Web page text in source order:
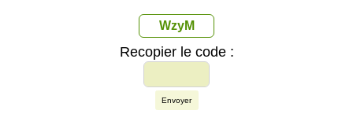
WzyM
Recopier le code :
Envoyer